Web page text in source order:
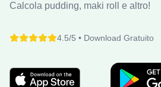
Calcola pudding, maki roll e altro!
4.5/5 • Download Gratuito